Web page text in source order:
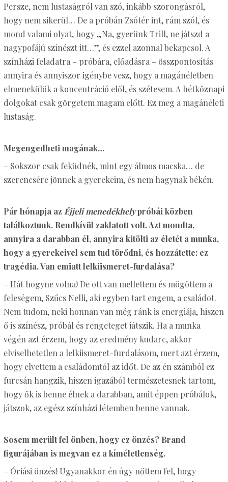
Persze, nem lustaságról van szó, inkább szorongásról,
hogy nem sikerül… De a próbán Zsótér int, rám szól, és
mond valami olyat, hogy „Na, gyerünk Trill, ne játszd a
nagypofájú színészt itt…”, és ezzel azonnal bekapcsol. A
színházi feladatra – próbára, előadásra – összpontosítás
annyira és annyiszor igénybe vesz, hogy a magánéletben
elmenekülök a koncentráció elől, és szétesem. A hétköznapi
dolgokat csak görgetem magam előtt. Ez meg a magánéleti
lustaság.
Megengedheti magának…
– Sokszor csak feküdnék, mint egy álmos macska… de
szerencsére jönnek a gyerekeim, és nem hagynak békén.
Pár hónapja az Éjjeli menedékhelypróbái közben
találkoztunk. Rendkívül zaklatott volt. Azt mondta,
annyira a darabban él, annyira kitölti az életét a munka,
hogy a gyerekeivel sem tud törődni, és hozzátette: ez
tragédia. Van emiatt lelkiismeret-furdalása?
– Hát hogyne volna! De ott van mellettem és mögöttem a
feleségem, Szűcs Nelli, aki egyben tart engem, a családot.
Nem tudom, neki honnan van még ránk is energiája, hiszen
ő is színész, próbál és rengeteget játszik. Ha a munka
végén azt érzem, hogy az eredmény kudarc, akkor
elviselhetetlen a lelkiismeret-furdalásom, mert azt érzem,
hogy elvettem a családomtól az időt. De az én számból ez
furcsán hangzik, hiszen igazából természetesnek tartom,
hogy ők is benne élnek a darabban, amit éppen próbálok,
játszok, az egész színházi létemben benne vannak.
Sosem merült fel önben, hogy ez önzés? Brand
figurájában is megvan ez a kíméletlenség.
– Óriási önzés! Ugyanakkor én úgy nőttem fel, hogy